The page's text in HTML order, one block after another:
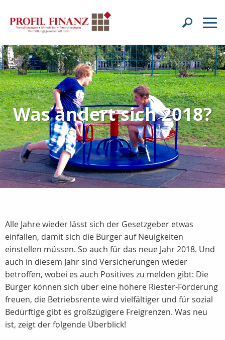
Was ändert sich 2018?
Alle Jahre wieder lässt sich der Gesetzgeber etwas
einfallen, damit sich die Bürger auf Neuigkeiten
einstellen müssen. So auch für das neue Jahr 2018. Und
auch in diesem Jahr sind Versicherungen wieder
betroffen, wobei es auch Positives zu melden gibt: Die
Bürger können sich über eine höhere Riester-Förderung
freuen, die Betriebsrente wird vielfältiger und für sozial
Bedürftige gibt es großzügigere Freigrenzen. Was neu
ist, zeigt der folgende Überblick!